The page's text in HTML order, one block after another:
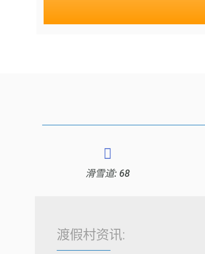
滑雪道: 68
渡假村资讯: